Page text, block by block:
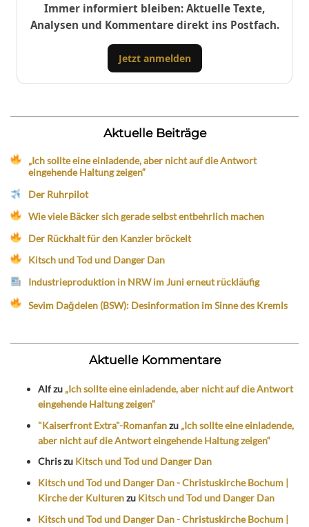
Immer informiert bleiben: Aktuelle Texte,
Analysen und Kommentare direkt ins Postfach.
Jetzt anmelden
Aktuelle Beiträge
„Ich sollte eine einladende, aber nicht auf die Antwort
eingehende Haltung zeigen“
Der Ruhrpilot
Wie viele Bäcker sich gerade selbst entbehrlich machen
Der Rückhalt für den Kanzler bröckelt
Kitsch und Tod und Danger Dan
Industrieproduktion in NRW im Juni erneut rückläufig
Sevim Dağdelen (BSW): Desinformation im Sinne des Kremls
Aktuelle Kommentare
Alfzu „Ich sollte eine einladende, aber nicht auf die Antwort
eingehende Haltung zeigen“
"Kaiserfront Extra"-Romanfanzu „Ich sollte eine einladende,
aber nicht auf die Antwort eingehende Haltung zeigen“
Chriszu Kitsch und Tod und Danger Dan
Kitsch und Tod und Danger Dan - Christuskirche Bochum |
Kirche der Kulturenzu Kitsch und Tod und Danger Dan
Kitsch und Tod und Danger Dan - Christuskirche Bochum |